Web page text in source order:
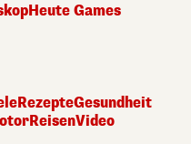
Heute Games
RezepteGesundheit
ReisenVideo